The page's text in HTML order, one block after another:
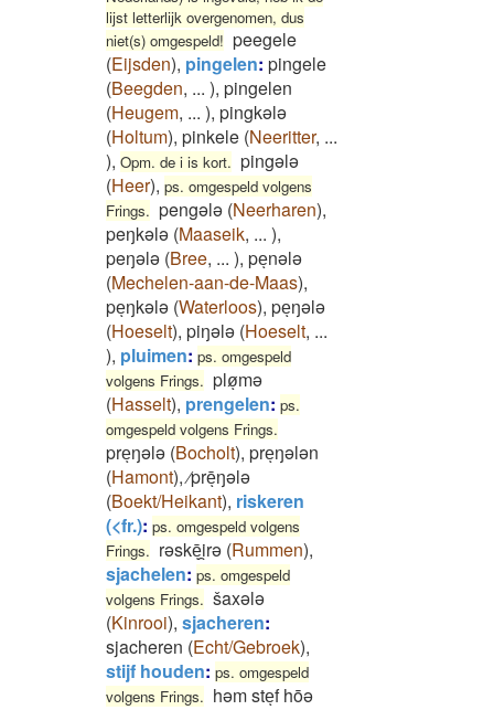
lijst letterlijk overgenomen, dus
niet(s) omgespeld! peegele
(Eijsden), pingelen: pingele
(Beegden, ... ), pingelen
(Heugem, ... ), pingkələ
(Holtum), pinkele (Neeritter, ...
), Opm. de i is kort. pingələ
(Heer), ps. omgespeld volgens
Frings. pengələ (Neerharen),
peŋkələ (Maaseik, ... ),
peŋələ (Bree, ... ), peͅnələ
(Mechelen-aan-de-Maas),
peͅŋkələ (Waterloos), peͅŋələ
(Hoeselt), piŋələ (Hoeselt, ...
), pluimen: ps. omgespeld
volgens Frings. pløͅmə
(Hasselt), prengelen: ps.
omgespeld volgens Frings.
preͅŋələ (Bocholt), preͅŋələn
(Hamont),⁄prēͅŋələ
(Boekt/Heikant), riskeren
(<fr.): ps. omgespeld volgens
Frings. rəskēͅi̯rə (Rummen),
sjachelen: ps. omgespeld
volgens Frings. šaxələ
(Kinrooi), sjacheren:
sjacheren (Echt/Gebroek),
stijf houden: ps. omgespeld
volgens Frings. həm steͅf hōə